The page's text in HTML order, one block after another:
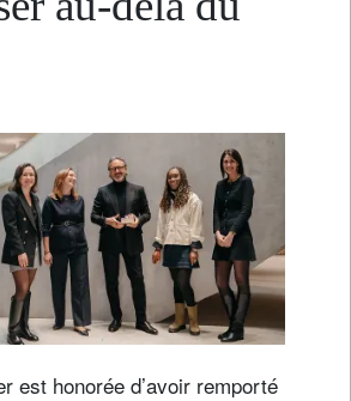
est honorée d’avoir remporté